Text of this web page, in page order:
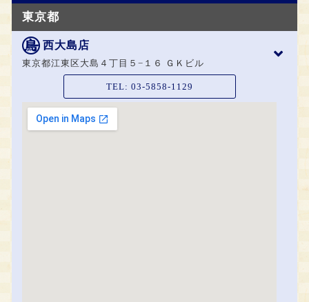
東京都
西大島店
東京都江東区大島４丁目５−１６ ＧＫビル
TEL: 03-5858-1129